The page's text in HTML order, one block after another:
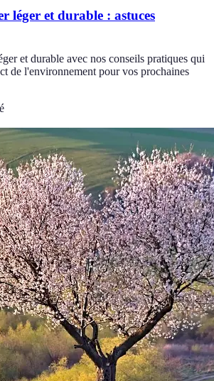
léger et durable : astuces
et durable avec nos conseils pratiques qui
de l'environnement pour vos prochaines